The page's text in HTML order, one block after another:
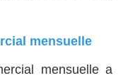
mensuelle
mensuelle a